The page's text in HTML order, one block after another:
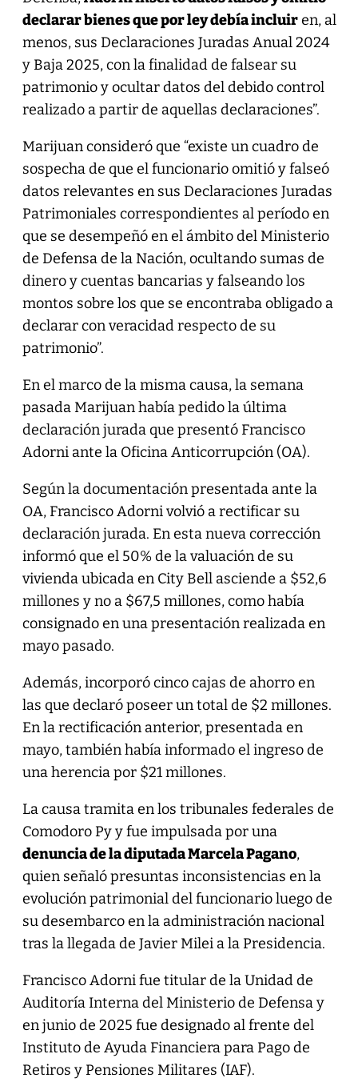
declarar bienes que por ley debía incluiren, al
menos, sus Declaraciones Juradas Anual 2024
y Baja 2025, con la finalidad de falsear su
patrimonio y ocultar datos del debido control
realizado a partir de aquellas declaraciones”.
Marijuan consideró que “existe un cuadro de
sospecha de que el funcionario omitió y falseó
datos relevantes en sus Declaraciones Juradas
Patrimoniales correspondientes al período en
que se desempeñó en el ámbito del Ministerio
de Defensa de la Nación, ocultando sumas de
dinero y cuentas bancarias y falseando los
montos sobre los que se encontraba obligado a
declarar con veracidad respecto de su
patrimonio”.
En el marco de la misma causa, la semana
pasada Marijuan había pedido la última
declaración jurada que presentó Francisco
Adorni ante la Oficina Anticorrupción (OA).
Según la documentación presentada ante la
OA, Francisco Adorni volvió a rectificar su
declaración jurada. En esta nueva corrección
informó que el 50% de la valuación de su
vivienda ubicada en City Bell asciende a $52,6
millones y no a $67,5 millones, como había
consignado en una presentación realizada en
mayo pasado.
Además, incorporó cinco cajas de ahorro en
las que declaró poseer un total de $2 millones.
En la rectificación anterior, presentada en
mayo, también había informado el ingreso de
una herencia por $21 millones.
La causa tramita en los tribunales federales de
Comodoro Py y fue impulsada por una
denuncia de la diputada Marcela Pagano,
quien señaló presuntas inconsistencias en la
evolución patrimonial del funcionario luego de
su desembarco en la administración nacional
tras la llegada de Javier Milei a la Presidencia.
Francisco Adorni fue titular de la Unidad de
Auditoría Interna del Ministerio de Defensa y
en junio de 2025 fue designado al frente del
Instituto de Ayuda Financiera para Pago de
Retiros y Pensiones Militares (IAF).